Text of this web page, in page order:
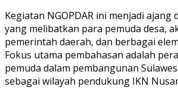
Kegiatan NGOPDAR ini menjadi ajang
yang melibatkan para pemuda desa,
pemerintah daerah, dan berbagai
Fokus utama pembahasan adalah
pemuda dalam pembangunan
sebagai wilayah pendukung IKN